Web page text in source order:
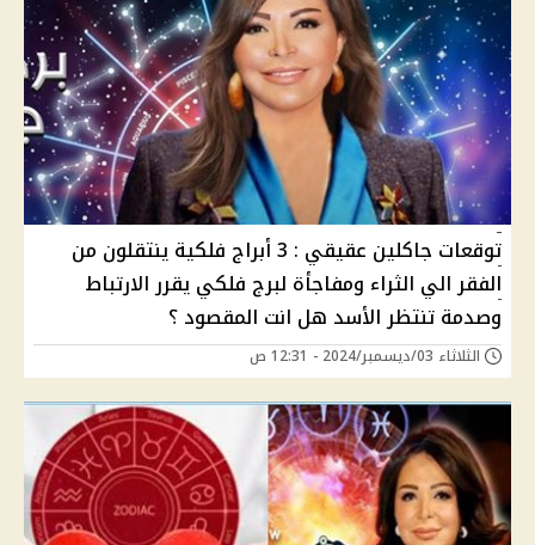
توقعات جاكلين عقيقي : 3 أبراج فلكية ينتقلون من
الفقر الي الثراء ومفاجأة لبرج فلكي يقرر الارتباط
وصدمة تنتظر الأسد هل انت المقصود ؟
الثلاثاء 03/ديسمبر/2024 - 12:31 ص